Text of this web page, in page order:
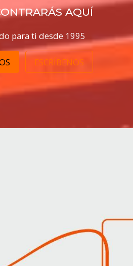
AQUÍ
para ti desde 1995
ESCRÍBENOS